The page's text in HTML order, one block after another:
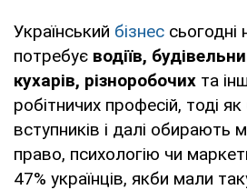
Український бізнес сьогодні
потребує водіїв,
кухарів, різноробочих та
робітничих професій, тоді як
вступників і далі обирають
право, психологію чи
47% українців, якби мали